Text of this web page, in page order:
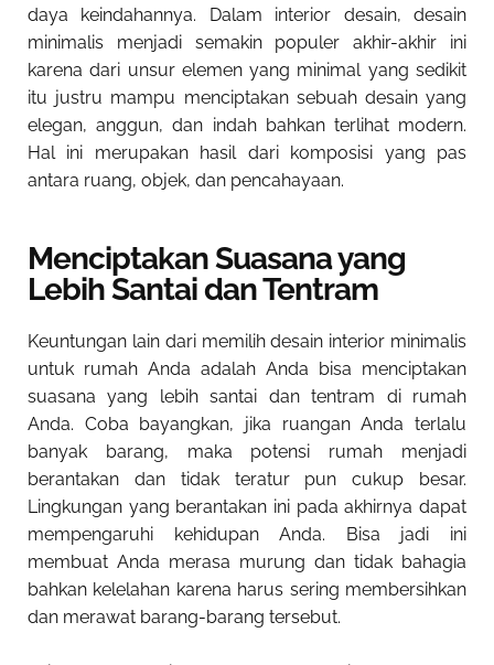
daya keindahannya. Dalam interior desain, desain
minimalis menjadi semakin populer akhir-akhir ini
karena dari unsur elemen yang minimal yang sedikit
itu justru mampu menciptakan sebuah desain yang
elegan, anggun, dan indah bahkan terlihat modern.
Hal ini merupakan hasil dari komposisi yang pas
antara ruang, objek, dan pencahayaan.
Menciptakan Suasana yang
Lebih Santai dan Tentram
Keuntungan lain dari memilih desain interior minimalis
untuk rumah Anda adalah Anda bisa menciptakan
suasana yang lebih santai dan tentram di rumah
Anda. Coba bayangkan, jika ruangan Anda terlalu
banyak barang, maka potensi rumah menjadi
berantakan dan tidak teratur pun cukup besar.
Lingkungan yang berantakan ini pada akhirnya dapat
mempengaruhi kehidupan Anda. Bisa jadi ini
membuat Anda merasa murung dan tidak bahagia
bahkan kelelahan karena harus sering membersihkan
dan merawat barang-barang tersebut.